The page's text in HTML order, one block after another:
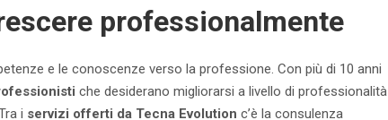
professionalmente
e le conoscenze verso la professione. Con più di 10 anni
che desiderano migliorarsi a livello di professionalità
i servizi offerti da Tecna Evolution c’è la consulenza